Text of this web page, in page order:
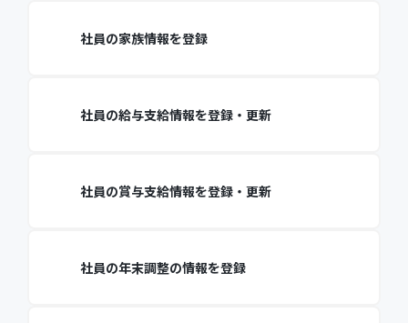
社員の家族情報を登録
社員の給与支給情報を登録・更新
社員の賞与支給情報を登録・更新
社員の年末調整の情報を登録